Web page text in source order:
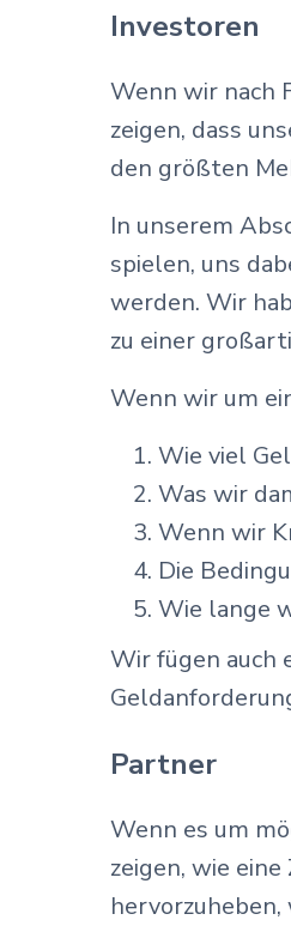
Investoren
Wenn wir nach
zeigen, dass
den größten
In unserem
spielen, uns
werden. Wir
zu einer
Wenn wir um
Wie viel
Was wir
Wenn wir
Die
Wie lange
Wir fügen auch
Partner
Wenn es um
zeigen, wie